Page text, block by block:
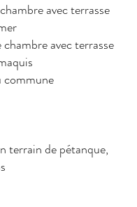
avec terrasse
avec terrasse
commune
terrain de pétanque,